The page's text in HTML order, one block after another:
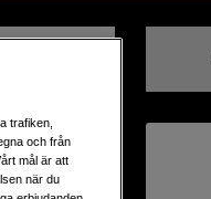
trafiken,
och från
mål är att
när du